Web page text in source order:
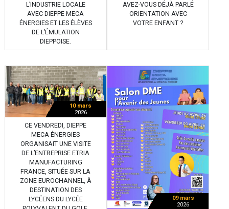
L’INDUSTRIE LOCALE
AVEC DIEPPE MECA
ÉNERGIES ET LES ÉLÈVES
DE L’ÉMULATION
DIEPPOISE.
AVEZ-VOUS DÉJÀ PARLÉ
ORIENTATION AVEC
VOTRE ENFANT ?
10 mars
2026
CE VENDREDI, DIEPPE
MECA ÉNERGIES
ORGANISAIT UNE VISITE
DE L’ENTREPRISE ETRIA
MANUFACTURING
FRANCE, SITUÉE SUR LA
ZONE EUROCHANNEL, À
DESTINATION DES
LYCÉENS DU LYCÉE
09 mars
2026